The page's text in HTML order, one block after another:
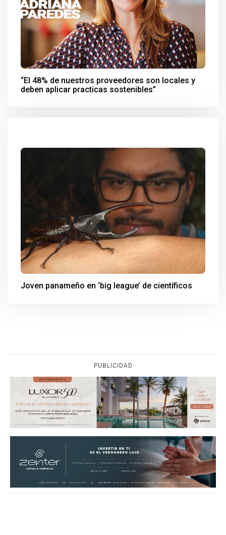
“El 48% de nuestros proveedores son locales y
deben aplicar practicas sostenibles”
Joven panameño en ‘big league’ de científicos
PUBLICIDAD